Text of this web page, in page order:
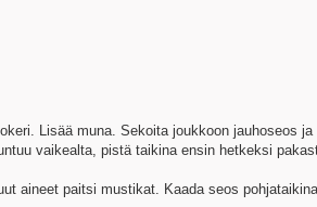
Lisää muna. Sekoita joukkoon jauhoseos
vaikealta, pistä taikina ensin hetkeksi
aineet paitsi mustikat. Kaada seos